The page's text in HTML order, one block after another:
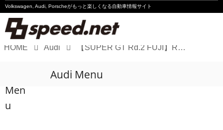
Volkswagen, Audi, Porscheがもっと楽しくなる自動車情報サイト
Audi
HOME Audi 【SUPER GT Rd.2 FUJI】R8 LMSがGT300のポールポジションを獲得
Men
u
Audi Menu